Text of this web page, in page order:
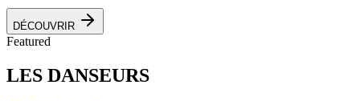
DÉCOUVRIR
Featured
LES DANSEURS